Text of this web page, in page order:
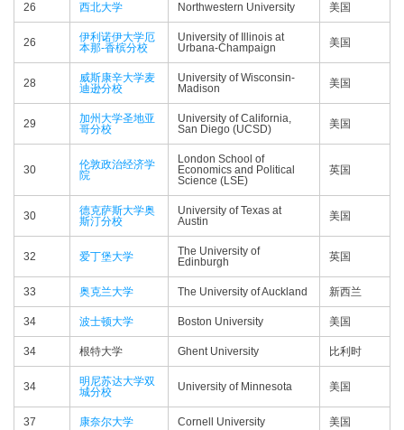
26 西北大学 Northwestern University 美国
26
伊利诺伊大学厄
本那-香槟分校
University of Illinois at
Urbana-Champaign
美国
28
威斯康辛大学麦
迪逊分校
University of Wisconsin-
Madison
美国
29
加州大学圣地亚
哥分校
University of California,
San Diego (UCSD)
美国
30
伦敦政治经济学
院
London School of
Economics and Political
Science (LSE)
英国
30
德克萨斯大学奥
斯汀分校
University of Texas at
Austin
美国
32 爱丁堡大学
The University of
Edinburgh
英国
33 奥克兰大学 The University of Auckland 新西兰
34 波士顿大学 Boston University 美国
34 根特大学 Ghent University 比利时
34
明尼苏达大学双
城分校
University of Minnesota 美国
37 康奈尔大学 Cornell University 美国